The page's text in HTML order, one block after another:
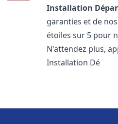
Installation
garanties et de
étoiles sur 5 pour
N'attendez plus,
Installation Dé